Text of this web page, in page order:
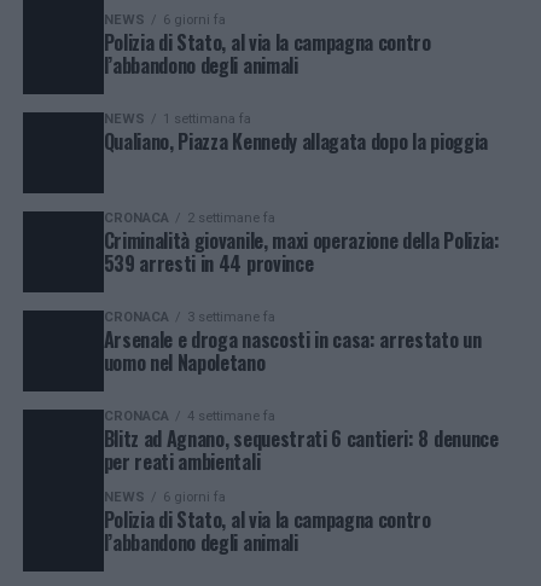
NEWS 6 giorni fa
Polizia di Stato, al via la campagna contro
l’abbandono degli animali
NEWS 1 settimana fa
Qualiano, Piazza Kennedy allagata dopo la pioggia
CRONACA 2 settimane fa
Criminalità giovanile, maxi operazione della Polizia:
539 arresti in 44 province
CRONACA 3 settimane fa
Arsenale e droga nascosti in casa: arrestato un
uomo nel Napoletano
CRONACA 4 settimane fa
Blitz ad Agnano, sequestrati 6 cantieri: 8 denunce
per reati ambientali
NEWS 6 giorni fa
Polizia di Stato, al via la campagna contro
l’abbandono degli animali